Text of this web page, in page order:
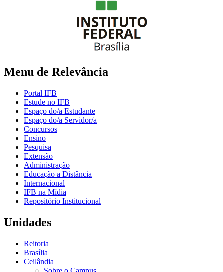
Menu de Relevância
Portal IFB
Estude no IFB
Espaço do/a Estudante
Espaço do/a Servidor/a
Concursos
Ensino
Pesquisa
Extensão
Administração
Educação a Distância
Internacional
IFB na Mídia
Repositório Institucional
Unidades
Reitoria
Brasília
Ceilândia
Sobre o Campus